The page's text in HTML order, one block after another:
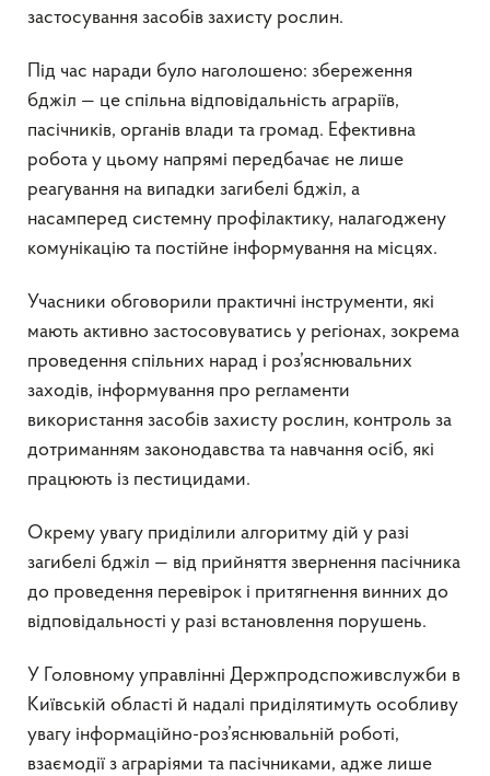
застосування засобів захисту рослин.
Під час наради було наголошено: збереження
бджіл — це спільна відповідальність аграріїв,
пасічників, органів влади та громад. Ефективна
робота у цьому напрямі передбачає не лише
реагування на випадки загибелі бджіл, а
насамперед системну профілактику, налагоджену
комунікацію та постійне інформування на місцях.
Учасники обговорили практичні інструменти, які
мають активно застосовуватись у регіонах, зокрема
проведення спільних нарад і роз’яснювальних
заходів, інформування про регламенти
використання засобів захисту рослин, контроль за
дотриманням законодавства та навчання осіб, які
працюють із пестицидами.
Окрему увагу приділили алгоритму дій у разі
загибелі бджіл — від прийняття звернення пасічника
до проведення перевірок і притягнення винних до
відповідальності у разі встановлення порушень.
У Головному управлінні Держпродспоживслужби в
Київській області й надалі приділятимуть особливу
увагу інформаційно-роз’яснювальній роботі,
взаємодії з аграріями та пасічниками, адже лише